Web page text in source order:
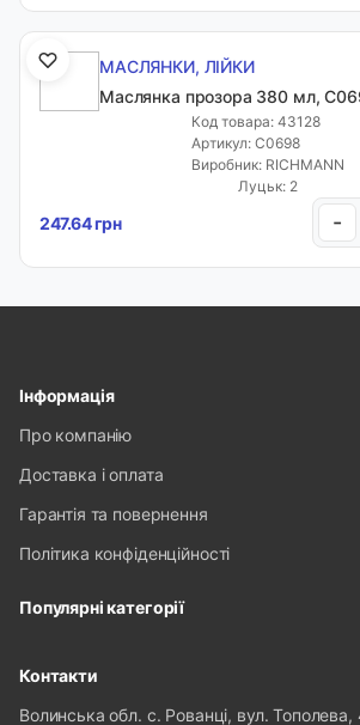
МАСЛЯНКИ, ЛІЙКИ
Маслянка прозора 380 мл,
Код товара: 43128
Артикул: C0698
Виробник: RICHMANN
Луцьк: 2
247.64 грн -
Інформація
Про компанію
Доставка і оплата
Гарантія та повернення
Політика конфіденційності
Популярні категорії
Контакти
Волинська обл. с. Рованці, вул. Тополева,